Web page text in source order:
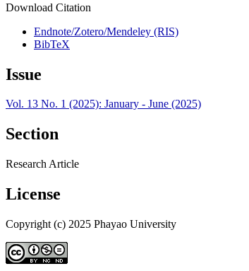
Download Citation
Endnote/Zotero/Mendeley (RIS)
BibTeX
Issue
Vol. 13 No. 1 (2025): January - June (2025)
Section
Research Article
License
Copyright (c) 2025 Phayao University